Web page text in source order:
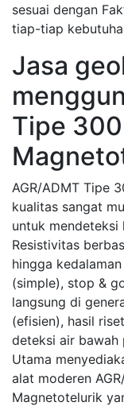
sesuai dengan
tiap-tiap
Jasa
Tipe
AGR/ADMT Tipe
kualitas sangat
untuk mendeteksi
Resistivitas
hingga
(simple), stop &
langsung di
(efisien), hasil
deteksi air bawah
Utama
alat moderen
Magnetotelurik